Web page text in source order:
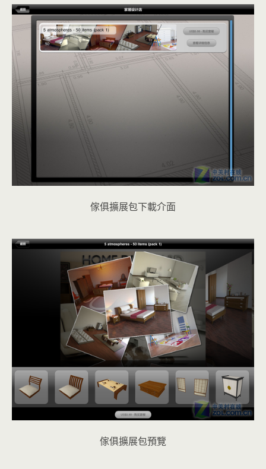
傢俱擴展包下載介面
傢俱擴展包預覽